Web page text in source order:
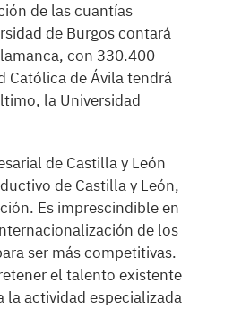
de las cuantías
de Burgos contará
con 330.400
Católica de Ávila tendrá
la Universidad
de Castilla y León
de Castilla y León,
Es imprescindible en
de los
ser más competitivas.
el talento existente
la actividad especializada